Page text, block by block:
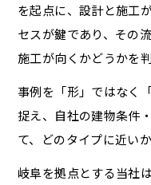
を起点に、設計と施工
セスが鍵であり、その
施工が向くかどうかを
事例を「形」ではなく
捉え、自社の建物条件
て、どのタイプに近い
岐阜を拠点とする当社